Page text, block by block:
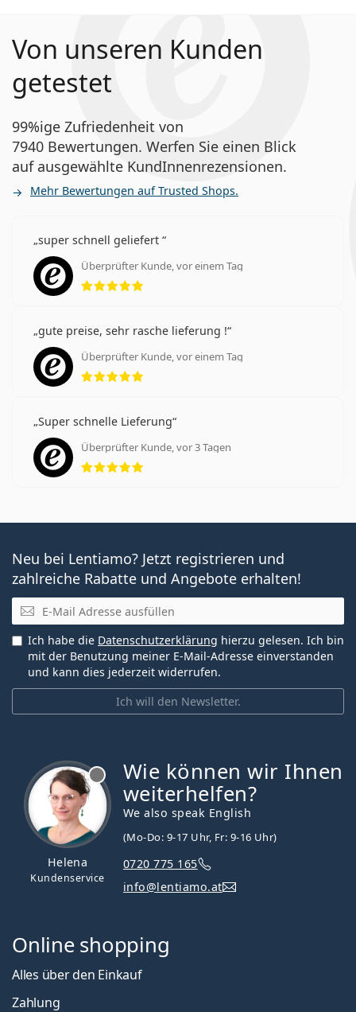
Biofinity XR?
Was ist der Unterschied zwischen Biofinity (6
Linsen) und Biofinity (3 Linsen)?
Andere Monatslinsen
Solunate Multi-Purpose 400 ml mit Behälter
Es ist ein Medizinprodukt. Lesen Sie vor dem Gebrauch
die Anleitung.
Von unseren Kunden
getestet
99%ige Zufriedenheit von
7940 Bewertungen. Werfen Sie einen Blick
auf ausgewählte KundInnenrezensionen.
Mehr Bewertungen auf Trusted Shops.
super schnell geliefert
Überprüfter Kunde, vor einem Tag
Bewertung 5 aus 5
gute preise, sehr rasche lieferung !
Überprüfter Kunde, vor einem Tag
Bewertung 5 aus 5
Super schnelle Lieferung
Überprüfter Kunde, vor 3 Tagen
Bewertung 5 aus 5
Neu bei Lentiamo? Jetzt registrieren und
zahlreiche Rabatte und Angebote erhalten!
E-Mail
Ich will den Newsletter.
Ich habe die Datenschutzerklärung hierzu gelesen. Ich bin
mit der Benutzung meiner E-Mail-Adresse einverstanden
und kann dies jederzeit widerrufen.
Helena
Kundenservice
Wie können wir Ihnen
weiterhelfen?
We also speak English
(Mo-Do: 9-17 Uhr, Fr: 9-16 Uhr)
0720 775 165
info@lentiamo.at
Online shopping
Alles über den Einkauf
Zahlung